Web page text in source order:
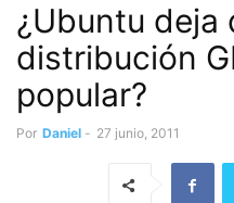
¿Ubuntu deja
distribución
popular?
Por Daniel - 27 junio, 2011